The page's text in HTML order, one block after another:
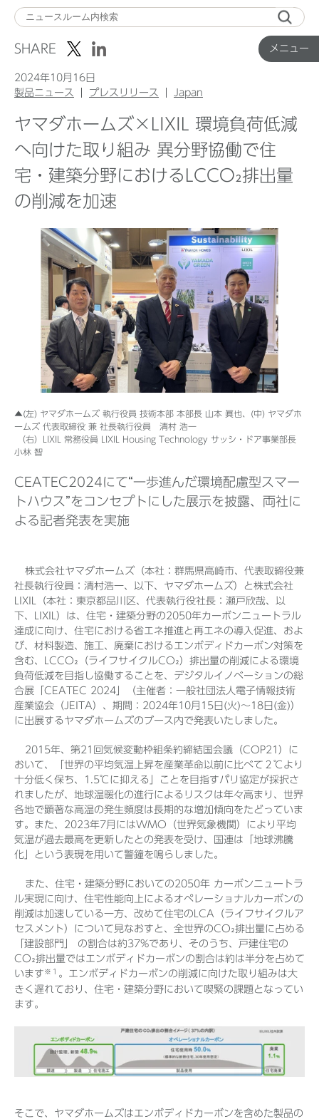
メニュー
ニ
ュ
Top
企業ニュース
グローバル製品ニュース
IR ニュース
Before 2020
企業ニュースアーカイブ
製品ニュースアーカイブ
SHARE
2024年10月16日
製品ニュース
プレスリリース Japan
ヤマダホームズ×LIXIL 環境負荷低減
へ向けた取り組み 異分野協働で住
宅・建築分野におけるLCCO₂排出量
の削減を加速
▲(左) ヤマダホームズ 執行役員 技術本部 本部長 山本 眞也、(中) ヤマダホ
ームズ 代表取締役 兼 社長執行役員 清村 浩一
（右）LIXIL 常務役員 LIXIL Housing Technology サッシ・ドア事業部長
小林 智
CEATEC2024にて“一歩進んだ環境配慮型スマー
トハウス”をコンセプトにした展示を披露、両社に
よる記者発表を実施
株式会社ヤマダホームズ（本社：群馬県高崎市、代表取締役兼
社長執行役員：清村浩一、以下、ヤマダホームズ）と株式会社
LIXIL（本社：東京都品川区、代表執行役社長：瀬戸欣哉、以
下、LIXIL）は、住宅・建築分野の2050年カーボンニュートラル
達成に向け、住宅における省エネ推進と再エネの導入促進、およ
び、材料製造、施工、廃棄におけるエンボディドカーボン対策を
含む、LCCO₂（ライフサイクルCO₂）排出量の削減による環境
負荷低減を目指し協働することを、デジタルイノベーションの総
合展「CEATEC 2024」（主催者：一般社団法人電子情報技術
産業協会（JEITA）、期間：2024年10月15日(火)～18日(金)）
に出展するヤマダホームズのブース内で発表いたしました。
2015年、第21回気候変動枠組条約締結国会議（COP21）に
おいて、「世界の平均気温上昇を産業革命以前に比べて２℃より
十分低く保ち、1.5℃に抑える」ことを目指すパリ協定が採択さ
れましたが、地球温暖化の進行によるリスクは年々高まり、世界
各地で顕著な高温の発生頻度は長期的な増加傾向をたどっていま
す。また、2023年7月にはWMO（世界気象機関）により平均
気温が過去最高を更新したとの発表を受け、国連は「地球沸騰
化」という表現を用いて警鐘を鳴らしました。
また、住宅・建築分野においての2050年 カーボンニュートラ
ル実現に向け、住宅性能向上によるオペレーショナルカーボンの
削減は加速している一方、改めて住宅のLCA（ライフサイクルア
セスメント）について見なおすと、全世界のCO₂排出量に占める
「建設部門」 の割合は約37%であり、そのうち、戸建住宅の
CO₂排出量ではエンボディドカーボンの割合は約は半分を占めて
います ※１ 。エンボディドカーボンの削減に向けた取り組みは大
きく遅れており、住宅・建築分野において喫緊の課題となってい
ます。
そこで、ヤマダホームズはエンボディドカーボンを含めた製品の